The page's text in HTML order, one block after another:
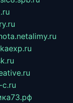
alimy.ru